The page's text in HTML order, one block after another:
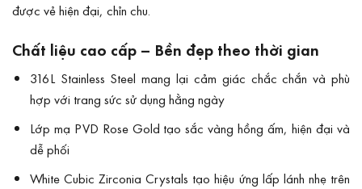
được vẻ hiện đại, chỉn chu.
Chất liệu cao cấp – Bền đẹp theo thời gian
316L Stainless Steel mang lại cảm giác chắc chắn và phù
hợp với trang sức sử dụng hằng ngày
Lớp mạ PVD Rose Gold tạo sắc vàng hồng ấm, hiện đại và
dễ phối
White Cubic Zirconia Crystals tạo hiệu ứng lấp lánh nhẹ trên